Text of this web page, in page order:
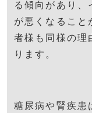
る傾向があり、
が悪くなること
者様も同様の理
ります。
糖尿病や腎疾患